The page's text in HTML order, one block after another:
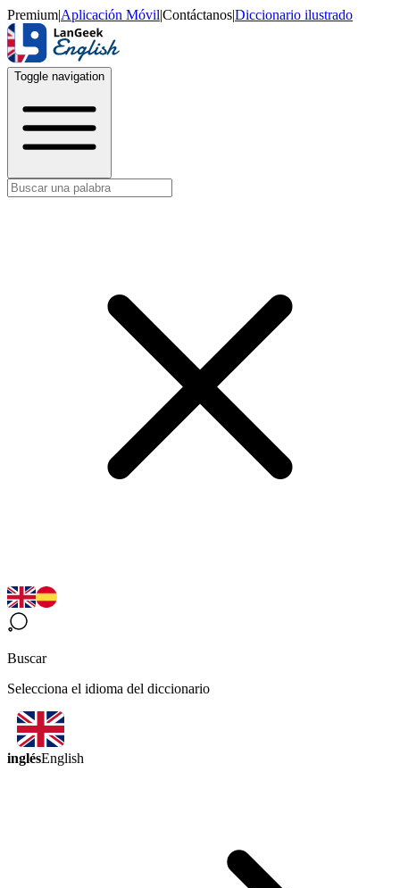
Premium|Aplicación Móvil|Contáctanos|Diccionario ilustrado
Toggle navigation
Buscar
Selecciona el idioma del diccionario
inglésEnglish